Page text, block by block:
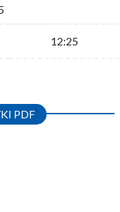
12:25
PDF